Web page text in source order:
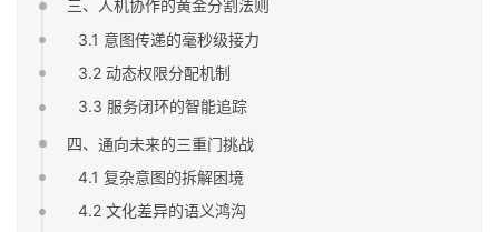
三、人机协作的黄金分割法则
3.1 意图传递的毫秒级接力
3.2 动态权限分配机制
3.3 服务闭环的智能追踪
四、通向未来的三重门挑战
4.1 复杂意图的拆解困境
4.2 文化差异的语义鸿沟